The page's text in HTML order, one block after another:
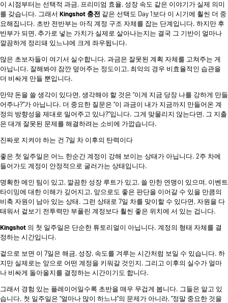
이 시점부터는 선택적 과금, 프리미엄 효율, 성장 속도 같은 이야기가 실제 의미
를 갖습니다. 그래서 Kingshot 충전 같은 선택도 Day 1보다 이 시기에 훨씬 더 중
요해집니다. 초반 전반부는 아직 계정 구조 자체를 잡는 단계입니다. 하지만 후
반부가 되면, 추가로 넣는 가치가 실제로 살아나는지는 결국 그 기반이 얼마나
깔끔하게 정리돼 있느냐에 크게 좌우됩니다.
많은 초보자들이 여기서 실수합니다. 과금은 잘못된 계획 자체를 고쳐주는 게
아닙니다. 잘해봐야 잠깐 덮어주는 정도이고, 최악의 경우 비효율적인 습관을
더 비싸게 만들 뿐입니다.
만약 돈을 쓸 생각이 있다면, 생각해야 할 것은 “이게 지금 당장 나를 강하게 만들
어주나?”가 아닙니다. 더 중요한 질문은 “이 과금이 내가 지금까지 만들어온 계
정의 방향성을 제대로 밀어주고 있나?”입니다. 그게 맞물리지 않는다면, 그 지출
은 대개 잘못된 문제를 해결하려는 소비에 가깝습니다.
진짜로 지켜야 하는 건 7일 차 이후의 탄력이다
좋은 첫 일주일은 어느 한순간 계정이 강해 보이는 상태가 아닙니다. 2주 차에
들어가도 계정이 안정적으로 굴러가는 상태입니다.
명확한 메인 팀이 있고, 깔끔한 성장 루트가 있고, 쓸 만한 연맹이 있으며, 이벤트
타이밍에 대한 이해가 깊어지고, 앞으로도 좋은 판단을 이어갈 수 있을 만큼의
비축 자원이 남아 있는 상태. 그런 상태로 7일 차를 맞이할 수 있다면, 자원을 다
태워서 겉보기 전투력만 부풀린 계정보다 훨씬 좋은 위치에 서 있는 겁니다.
Kingshot 의 첫 일주일은 단순한 튜토리얼이 아닙니다. 계정의 형태 자체를 결
정하는 시간입니다.
겉으로 보면 이 7일은 해금, 성장, 속도를 겨루는 시간처럼 보일 수 있습니다. 하
지만 실제로는 앞으로 어떤 계정을 키워갈 것인지, 그리고 이후의 실수가 얼마
나 비싸게 돌아올지를 결정하는 시간이기도 합니다.
그래서 경험 있는 플레이어일수록 초반을 매우 무겁게 봅니다. 그들은 알고 있
습니다. 첫 일주일은 “얼마나 많이 하느냐”의 문제가 아니라, “정말 중요한 것을